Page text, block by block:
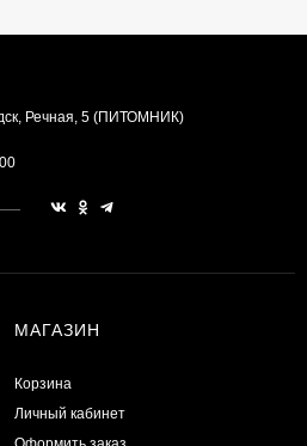
Речная, 5 (ПИТОМНИК)
МАГАЗИН
Корзина
Личный кабинет